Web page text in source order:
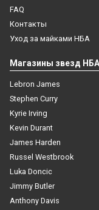
Компрессионный
черный
4 499₽
FAQ
Контакты
Уход за майками НБА
Магазины звезд НБА
Lebron James
Stephen Curry
Kyrie Irving
Kevin Durant
James Harden
Russel Westbrook
Luka Doncic
Jimmy Butler
Anthony Davis